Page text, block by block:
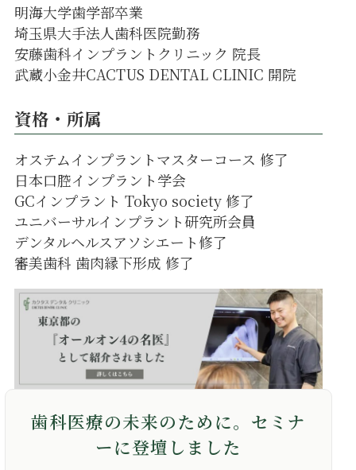
明海大学歯学部卒業
埼玉県大手法人歯科医院勤務
安藤歯科インプラントクリニック 院長
武蔵小金井CACTUS DENTAL CLINIC 開院
資格・所属
オステムインプラントマスターコース 修了
日本口腔インプラント学会
GCインプラント Tokyo society 修了
ユニバーサルインプラント研究所会員
デンタルヘルスアソシエート修了
審美歯科 歯肉縁下形成 修了
歯科医療の未来のために。セミナ
ーに登壇しました